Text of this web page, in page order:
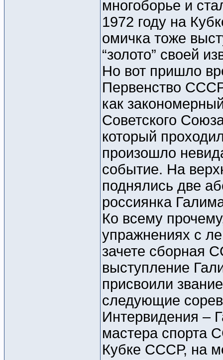
многоборье и
1972 году на
омичка тоже
“золото” своей
Но вот пришло
Первенство
как
Советского
который
произошло
событие. На
поднялись две
россиянка
Ко всему
упражнениях с
зачете сборная
выступление
присвоили
следующие
Интервидения –
мастера спорта
Кубке СССР, на